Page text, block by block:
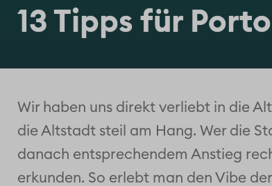
13 Tipps für Porto
Wir haben uns direkt verliebt in die
die Altstadt steil am Hang. Wer die
danach entsprechendem Anstieg
erkunden. So erlebt man den Vibe